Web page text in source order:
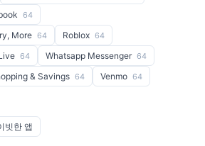
64
More 64 Roblox 64
64 Whatsapp Messenger 64
& Savings 64 Venmo 64
빗한 앱